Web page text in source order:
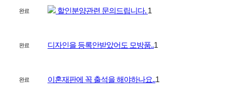
완료 할인분양관련 문의드립니다. 1
완료 디자인을 등록안받았어도 모방품..1
완료 이혼재판에 꼭 출석을 해야하나요..1